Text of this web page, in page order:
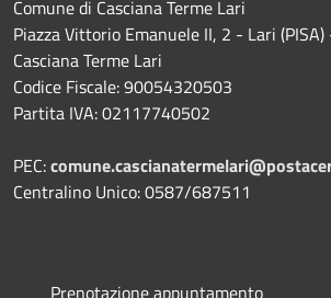
Comune di Casciana Terme Lari
Piazza Vittorio Emanuele II, 2 - Lari
Casciana Terme Lari
Codice Fiscale: 90054320503
Partita IVA: 02117740502
PEC:
Centralino Unico: 0587/687511
Prenotazione appuntamento